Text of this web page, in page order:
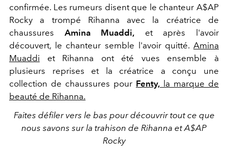
confirmée. Les rumeurs disent que le chanteur A$AP
Rocky a trompé Rihanna avec la créatrice de
chaussures Amina Muaddi, et après l'avoir
découvert, le chanteur semble l'avoir quitté. Amina
Muaddi et Rihanna ont été vues ensemble à
plusieurs reprises et la créatrice a conçu une
collection de chaussures pour Fenty, la marque de
beauté de Rihanna.
Faites défiler vers le bas pour découvrir tout ce que
nous savons sur la trahison de Rihanna et A$AP
Rocky